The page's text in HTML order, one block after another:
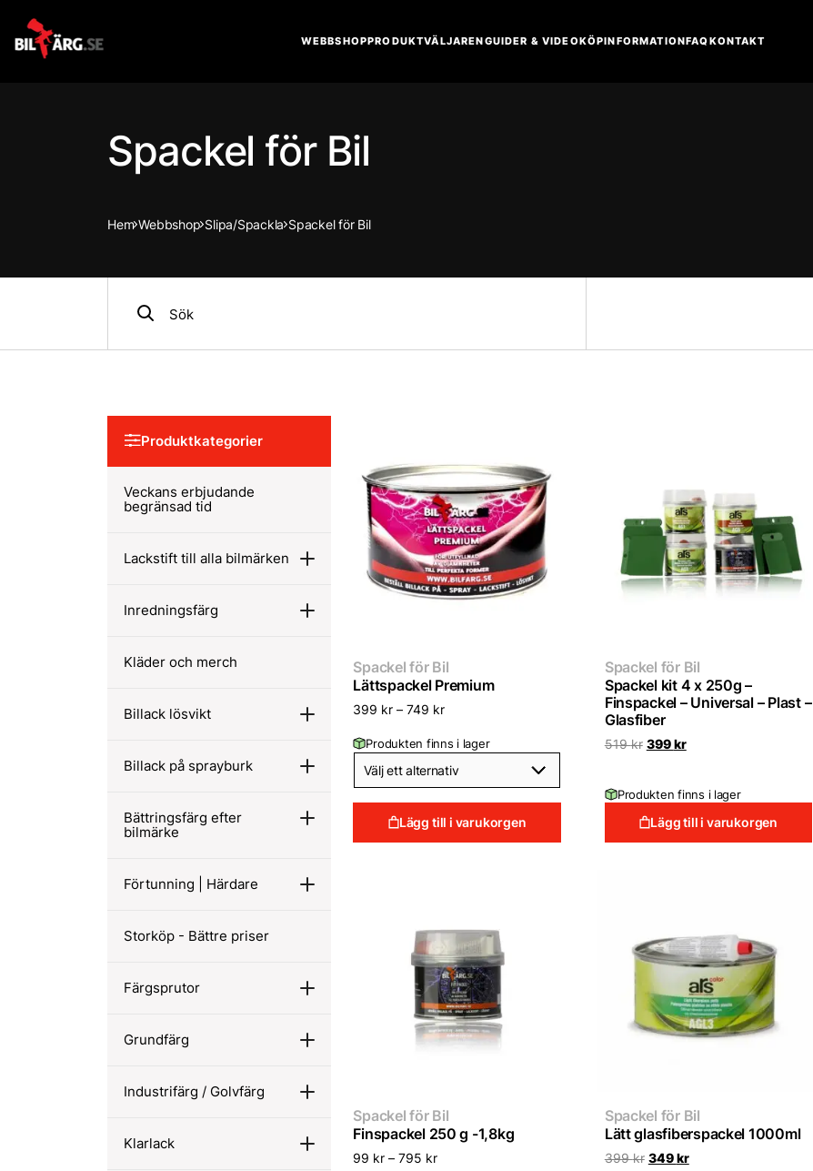
WEBBSHOPPRODUKTVÄLJARENGUIDER & VIDEOKÖPINFORMATIONFAQKONTAKT
Spackel för Bil
Hem Webbshop Slipa/Spackla Spackel för Bil
Produktkategorier
Veckans erbjudande
begränsad tid
Lackstift till alla bilmärken
Inredningsfärg
Kläder och merch
Billack lösvikt
Billack på sprayburk
Bättringsfärg efter
bilmärke
Förtunning | Härdare
Storköp - Bättre priser
Färgsprutor
Grundfärg
Industrifärg / Golvfärg
Klarlack
Spackel för Bil
Lättspackel Premium
399 kr –749 kr
Produkten finns i lager
Lägg till i varukorgen
Spackel för Bil
Spackel kit 4 x 250g –
Finspackel – Universal – Plast –
Glasfiber
519kr Det
519 kr.
399krDet
399 kr.
Produkten finns i lager
Lägg till i varukorgen
Spackel för Bil
Finspackel 250 g -1,8kg
99 kr –795 kr
Spackel för Bil
Lätt glasfiberspackel 1000ml
399kr Det
349krDet